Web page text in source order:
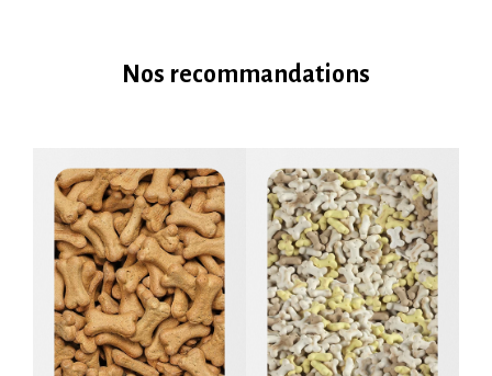
Nos recommandations